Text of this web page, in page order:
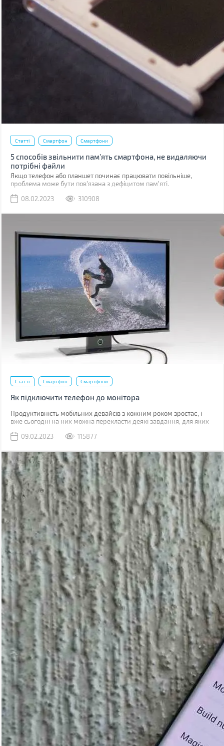
Статті Смартфон Смартфони
5 способів звільнити пам’ять смартфона, не видаляючи
потрібні файли
Якщо телефон або планшет починає працювати повільніше,
проблема може бути пов'язана з дефіцитом пам'яті.
08.02.2023
310908
Статті Смартфон Смартфони
Як підключити телефон до монітора
Продуктивність мобільних девайсів з кожним роком зростає, і
вже сьогодні на них можна перекласти деякі завдання, для яких
09.02.2023
115877